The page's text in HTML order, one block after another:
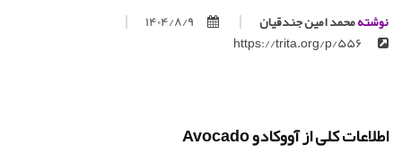
نوشتهمحمد امین جندقیان
1404/8/9
اطلاعات کلی از آووکادو Avocado